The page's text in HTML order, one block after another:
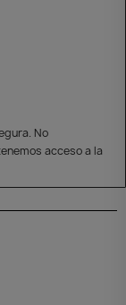
No
acceso a la